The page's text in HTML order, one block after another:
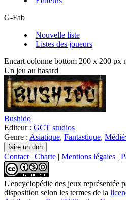
G-Fab
Nouvelle liste
Listes des joueurs
Encart colonne bottom 200 x 200 px
Un jeu au hasard
Bushido
Editeur : GCT studios
Genre : Asiatique, Fantastique,
Contact | Charte | Mentions légales |
L'encyclopédie des jeux représentée
disposition selon les termes de la